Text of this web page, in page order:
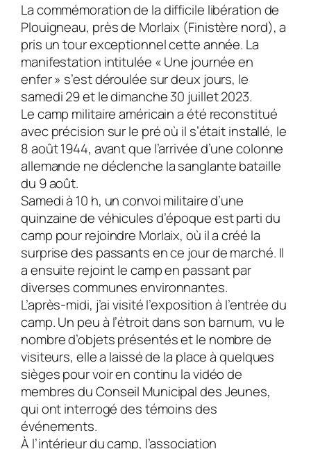
La commémoration de la difficile libération de
Plouigneau, près de Morlaix (Finistère nord), a
pris un tour exceptionnel cette année. La
manifestation intitulée « Une journée en
enfer » s’est déroulée sur deux jours, le
samedi 29 et le dimanche 30 juillet 2023.
Le camp mili­taire américain a été reconstitué
avec précision sur le pré où il s’était installé, le
8 août 1944, avant que l’arrivée d’une colonne
allemande ne déclenche la sanglante bataille
du 9 août.
Samedi à 10 h, un convoi militaire d’une
quinzaine de véhicules d’époque est parti du
camp pour rejoindre Morlaix, où il a créé la
surprise des passants en ce jour de marché. Il
a ensuite rejoint le camp en passant par
diverses communes environnantes.
L’après-midi, j’ai visité l’exposition à l’entrée du
camp. Un peu à l’étroit dans son barnum, vu le
nombre d’objets présentés et le nombre de
visiteurs, elle a laissé de la place à quelques
sièges pour voir en continu la vidéo de
membres du Conseil Municipal des Jeunes,
qui ont interrogé des témoins des
événements.
À l’intérieur du camp, l’association